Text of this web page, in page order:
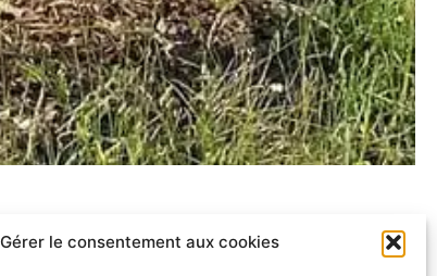
Gérer le consentement aux cookies